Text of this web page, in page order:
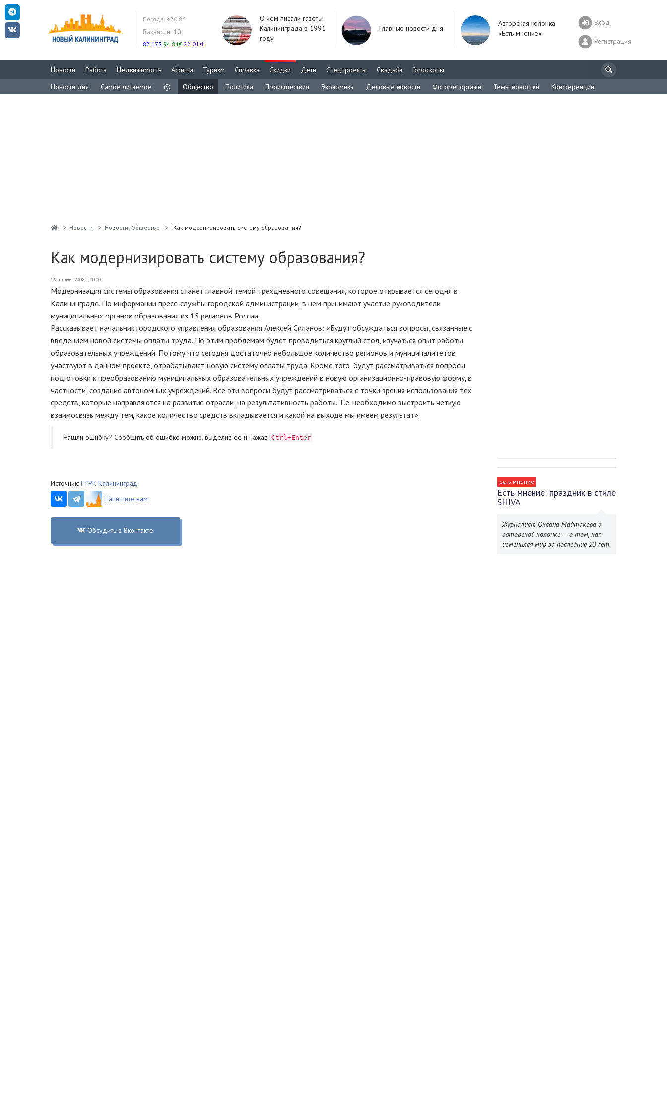
Погода: +20.8°
Вакансии: 10
82.17$ 94.84€ 22.01zł
О чём писали газеты
Калининграда в 1991
году
Главные новости дня
Авторская колонка
«Есть мнение»
Вход
Регистрация
Новости Работа Недвижимость Афиша Туризм Справка Скидки Дети Спецпроекты Свадьба
Гороскопы
Новости дня
Самое читаемое @ Общество Политика Происшествия Экономика Деловые новости Фоторепортажи Темы новостей Конференции
Новости Новости: Общество Как модернизировать систему образования?
Как модернизировать систему образования?
16 апреля 2008г., 00:00
Модернизация системы образования станет главной темой трехдневного совещания, которое открывается сегодня в
Калининграде. По информации пресс-службы городской администрации, в нем принимают участие руководители
муниципальных органов образования из 15 регионов России.
Рассказывает начальник городского управления образования Алексей Силанов: «Будут обсуждаться вопросы, связанные с
введением новой системы оплаты труда. По этим проблемам будет проводиться круглый стол, изучаться опыт работы
образовательных учреждений. Потому что сегодня достаточно небольшое количество регионов и муниципалитетов
участвуют в данном проекте, отрабатывают новую систему оплаты труда. Кроме того, будут рассматриваться вопросы
подготовки к преобразованию муниципальных образовательных учреждений в новую организационно-правовую форму, в
частности, создание автономных учреждений. Все эти вопросы будут рассматриваться с точки зрения использования тех
средств, которые направляются на развитие отрасли, на результативность работы. Т.е. необходимо выстроить четкую
взаимосвязь между тем, какое количество средств вкладывается и какой на выходе мы имеем результат».
Нашли ошибку? Cообщить об ошибке можно, выделив ее и нажав Ctrl+Enter
Источник: ГТРК Калининград
Напишите нам
Обсудить в Вконтакте
есть мнение
Есть мнение: праздник в стиле
SHIVA
Журналист Оксана Майтакова в
авторской колонке — о том, как
изменился мир за последние 20 лет.